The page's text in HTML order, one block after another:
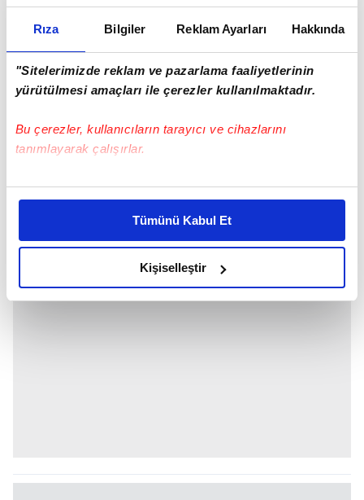
Rıza Bilgiler Reklam Ayarları Hakkında
"Sitelerimizde reklam ve pazarlama faaliyetlerinin
yürütülmesi amaçları ile çerezler kullanılmaktadır.
Bu çerezler, kullanıcıların tarayıcı ve cihazlarını
tanımlayarak çalışırlar.
Bu çerezlere izin vermeniz halinde sizlere özel
daha iyi reklam deneyimi yaşatabiliriz. Bunu yaparken
amacımızın size daha iyi bir reklam deneyimi sunmak
olduğunu ve sizlere en iyi içerikleri sunabilmek adına
elimizden gelen çabayı gösterdiğimizi ve bu noktada,
reklamların maliyetlerimizi karşılamak noktasında tek gelir
kullanılmaktadır. Bu çerezler vasıtasıyla çeşitli kişisel
Tümünü Kabul Et
Kişiselleştir